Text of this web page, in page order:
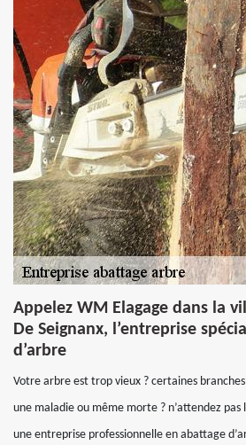
Appelez WM Elagage dans la
De Seignanx, l’entreprise
d’arbre
Votre arbre est trop vieux ? certaines
une maladie ou même morte ? n’attendez
une entreprise professionnelle en abattage